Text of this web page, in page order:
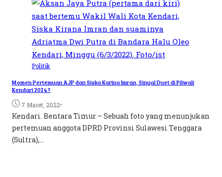
Politik
Momen Pertemuan AJP dan Siska Karina Imran, Sinyal Duet di Pilwali
Kendari 2024?
7 Maret, 2022•
Kendari. Bentara Timur – Sebuah foto yang menunjukan
pertemuan anggota DPRD Provinsi Sulawesi Tenggara
(Sultra),...